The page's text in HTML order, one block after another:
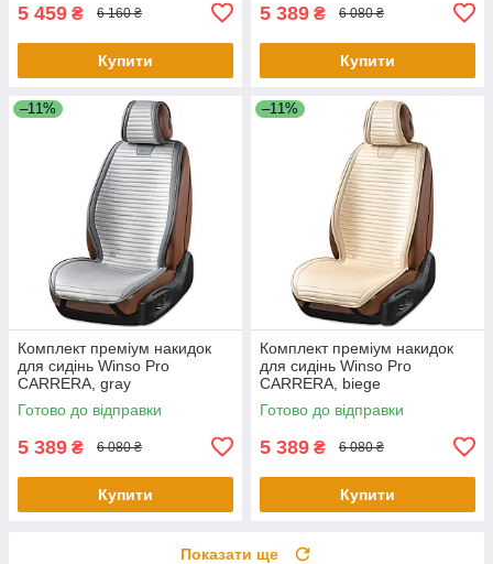
5 459 ₴ 6 160 ₴
Купити
5 389 ₴ 6 080 ₴
Купити
–11%
Комплект преміум накидок
для сидінь Winso Pro
СARRERA, gray
Готово до відправки
5 389 ₴ 6 080 ₴
Купити
–11%
Комплект преміум накидок
для сидінь Winso Pro
СARRERA, biege
Готово до відправки
5 389 ₴ 6 080 ₴
Купити
Показати ще